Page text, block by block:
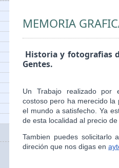
MEMORIA
Historia y fotografias
Gentes.
Un Trabajo realizado por
costoso pero ha merecido
el mundo a satisfecho. Ya
de esta localidad al precio
Tambien puedes
direción que nos digas en